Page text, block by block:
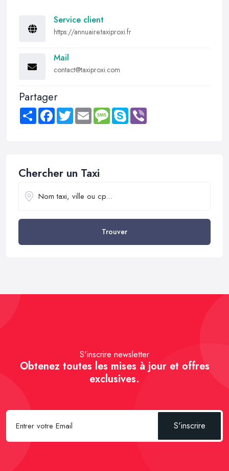
Service client
https://annuaire.taxiproxi.fr
Mail
contact@taxiproxi.com
Partager
Share FacebookTwitter Email MessageSkype
Chercher un Taxi
Trouver
S'inscrire newsletter
Obtenez toutes les mises à jour et offres
exclusives.
S'inscrire